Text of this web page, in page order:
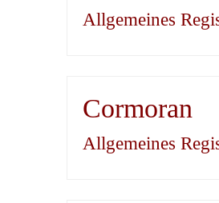
Allgemeines
Cormoran
Allgemeines